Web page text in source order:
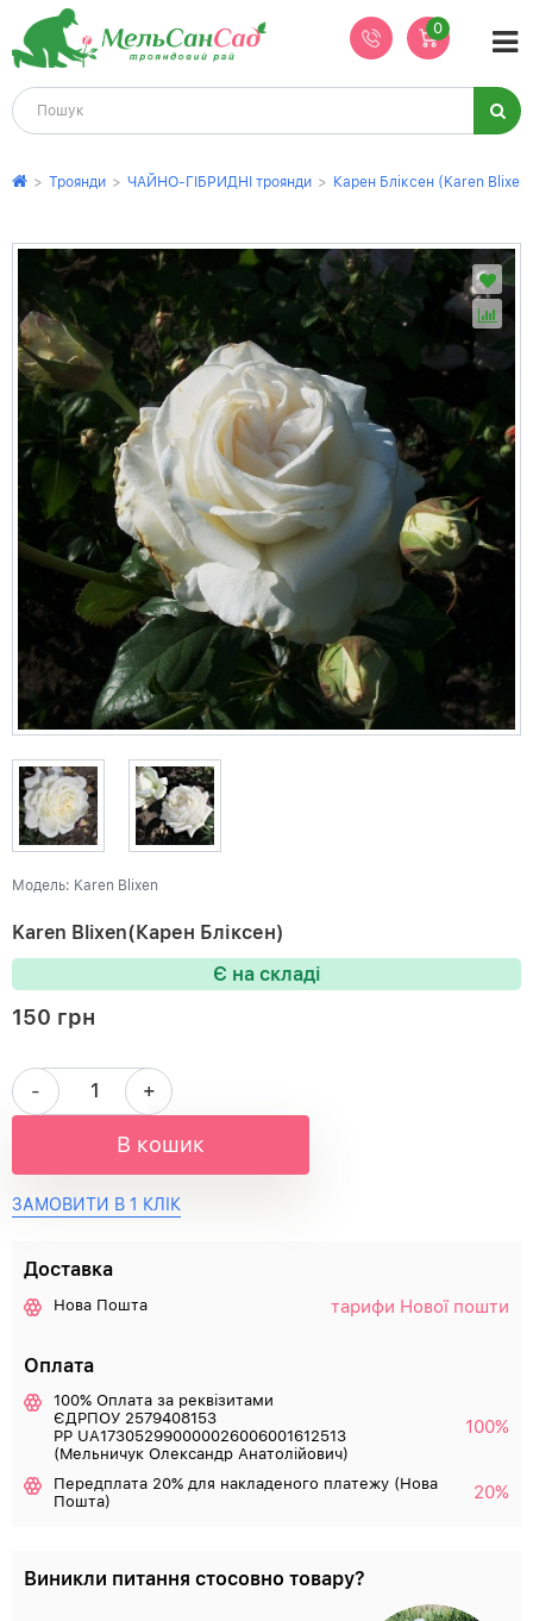
0
> Троянди > ЧАЙНО-ГІБРИДНІ троянди > Карен Бліксен (Karen Blixen)
Модель: Karen Blixen
Karen Blixen(Карен Бліксен)
Є на складі
150 грн
В кошик
ЗАМОВИТИ В 1 КЛІК
- +
Доставка
Нова Пошта тарифи Нової пошти
Оплата
100% Оплата за реквізитами
ЄДРПОУ 2579408153
РР UA173052990000026006001612513
(Мельничук Олександр Анатолійович)
100%
Передплата 20% для накладеного платежу (Нова
Пошта)
20%
Виникли питання стосовно товару?